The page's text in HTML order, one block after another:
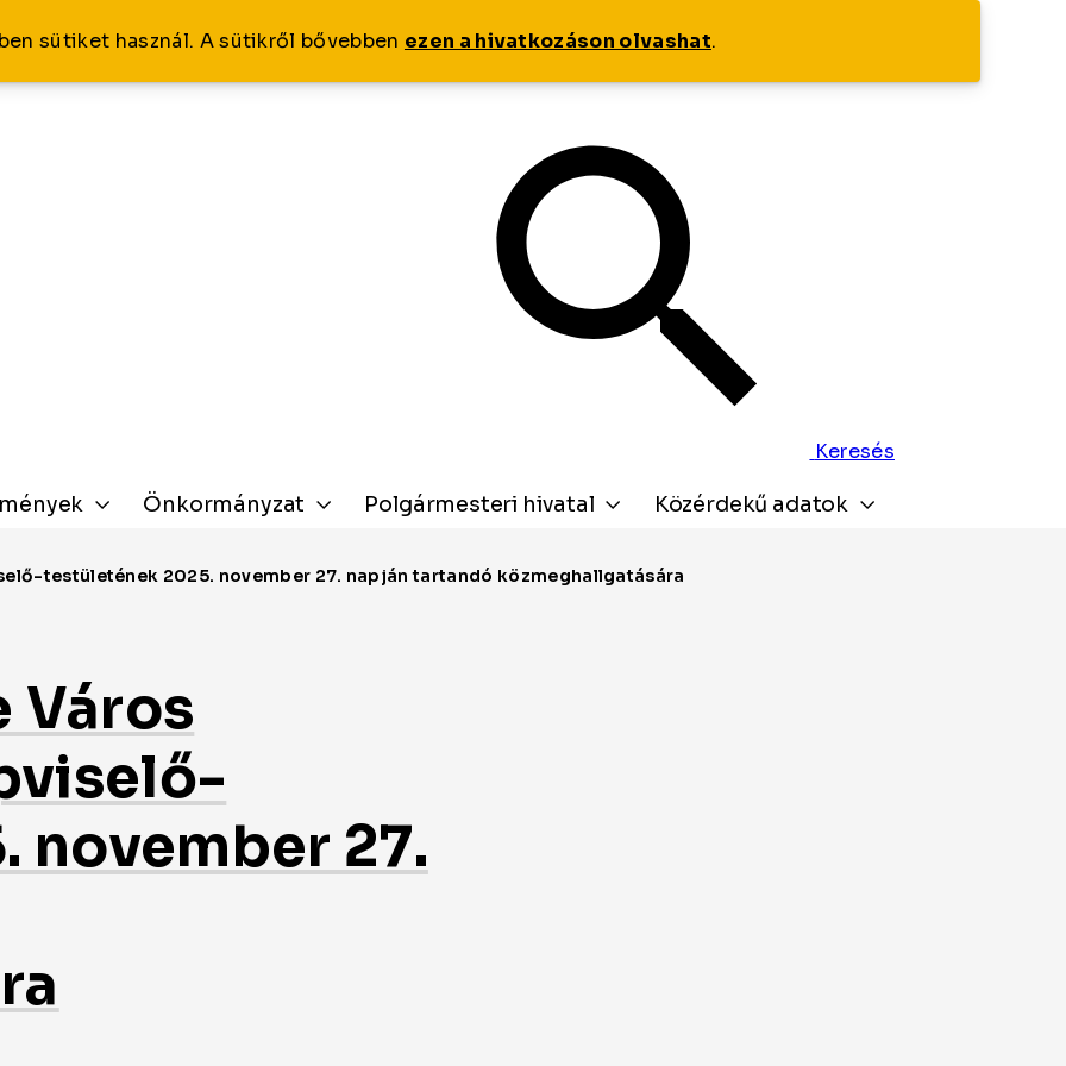
sütiket használ. A sütikről bővebben ezen a hivatkozáson olvashat.
Keresés
Önkormányzat Polgármesteri hivatal Közérdekű adatok
Város
november 27.